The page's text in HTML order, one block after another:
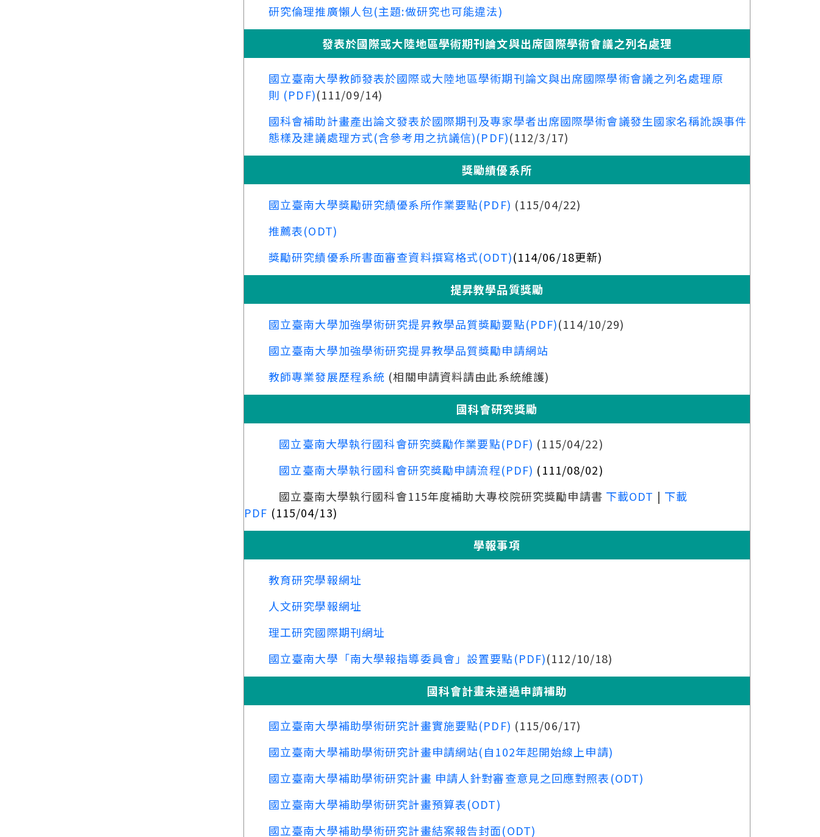
研究倫理推廣懶人包(主題:做研究也可能違法)
發表於國際或大陸地區學術期刊論文與出席國際學術會議之列名處理
國立臺南大學教師發表於國際或大陸地區學術期刊論文與出席國際學術會議之列名處理原
則 (PDF)(111/09/14)
國科會補助計畫產出論文發表於國際期刊及專家學者出席國際學術會議發生國家名稱訛誤事件
態樣及建議處理方式(含參考用之抗議信)(PDF)(112/3/17)
獎勵績優系所
國立臺南大學獎勵研究績優系所作業要點(PDF) (115/04/22)
推薦表(ODT)
獎勵研究績優系所書面審查資料撰寫格式(ODT)(114/06/18更新)
提昇教學品質獎勵
國立臺南大學加強學術研究提昇教學品質獎勵要點(PDF)(114/10/29)
國立臺南大學加強學術研究提昇教學品質獎勵申請網站
教師專業發展歷程系統 (相關申請資料請由此系統維護)
國科會研究獎勵
國立臺南大學執行國科會研究獎勵作業要點(PDF) (115/04/22)
國立臺南大學執行國科會研究獎勵申請流程(PDF) (111/08/02)
國立臺南大學執行國科會115年度補助大專校院研究獎勵申請書 下載ODT | 下載
PDF (115/04/13)
學報事項
教育研究學報網址
人文研究學報網址
理工研究國際期刊網址
國立臺南大學「南大學報指導委員會」設置要點(PDF)(112/10/18)
國科會計畫未通過申請補助
國立臺南大學補助學術研究計畫實施要點(PDF) (115/06/17)
國立臺南大學補助學術研究計畫申請網站(自102年起開始線上申請)
國立臺南大學補助學術研究計畫 申請人針對審查意見之回應對照表(ODT)
國立臺南大學補助學術研究計畫預算表(ODT)
國立臺南大學補助學術研究計畫結案報告封面(ODT)